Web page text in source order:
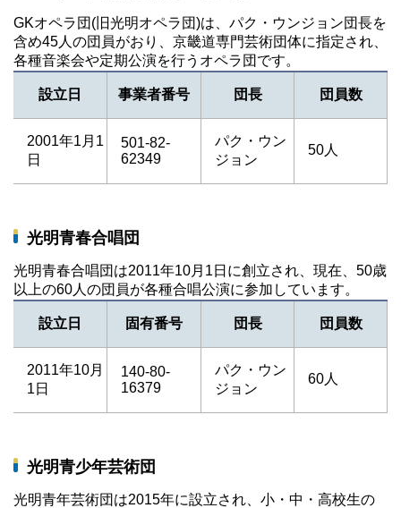
GKオペラ団(旧光明オペラ団)は、パク・ウンジョン団長を
含め45人の団員がおり、京畿道専門芸術団体に指定され、
各種音楽会や定期公演を行うオペラ団です。
設立日 事業者番号 団長 団員数
2001年1月1
日
501-82-
62349
パク・ウン
ジョン
50人
光明青春合唱団
光明青春合唱団は2011年10月1日に創立され、現在、50歳
以上の60人の団員が各種合唱公演に参加しています。
設立日 固有番号 団長 団員数
2011年10月
1日
140-80-
16379
パク・ウン
ジョン
60人
光明青少年芸術団
光明青年芸術団は2015年に設立され、小・中・高校生の